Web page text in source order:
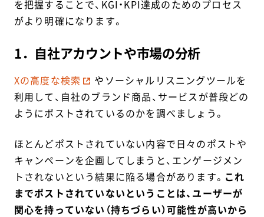
を把握することで、KGI・KPI達成のためのプロセス
がより明確になります。
1．自社アカウントや市場の分析
Xの高度な検索
やソーシャルリスニングツールを
利用して、自社のブランド商品、サービスが普段どの
ようにポストされているのかを調べましょう。
ほとんどポストされていない内容で日々のポストや
キャンペーンを企画してしまうと、エンゲージメン
トされないという結果に陥る場合があります。 これ
までポストされていないということは、ユーザーが
関心を持っていない（持ちづらい）可能性が高いから